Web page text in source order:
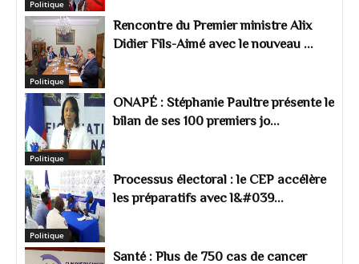
Politique
Politique
Rencontre du Premier ministre Alix
Didier Fils-Aimé avec le nouveau ...
Politique
ONAPÉ : Stéphanie Paultre présente le
bilan de ses 100 premiers jo...
Politique
Processus électoral : le CEP accélère
les préparatifs avec l&#039...
Santé : Plus de 750 cas de cancer